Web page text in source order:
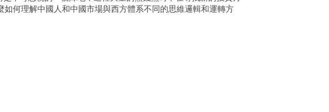
何理解中國人和中國市場與西方體系不同的思維邏輯和運轉方